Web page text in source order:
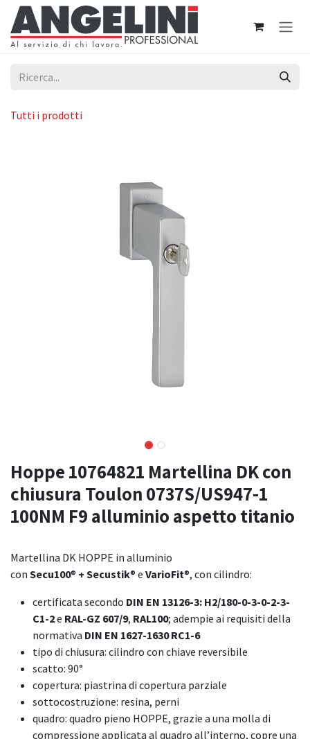
Passa al contenuto
Tutti i prodotti
Hoppe 10764821 Martellina DK con
chiusura Toulon 0737S/US947-1
100NM F9 alluminio aspetto titanio
Martellina DK HOPPE in alluminio
con Secu100® + Secustik® e VarioFit®, con cilindro:
certificata secondo DIN EN 13126-3: H2/180-0-3-0-2-3-
C1-2e RAL-GZ 607/9, RAL100; adempie ai requisiti della
normativa DIN EN 1627-1630 RC1-6
tipo di chiusura: cilindro con chiave reversibile
scatto: 90°
copertura: piastrina di copertura parziale
sottocostruzione: resina, perni
quadro: quadro pieno HOPPE, grazie a una molla di
compressione applicata al quadro all’interno, copre una